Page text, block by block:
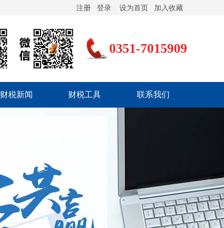
注册 登录 设为首页 加入收藏
0351-7015909
财税新闻 财税工具 联系我们